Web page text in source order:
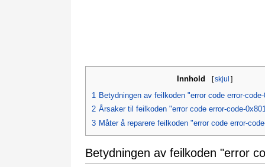
Innhold [skjul ]
1 Betydningen av feilkoden "error code error-
2 Årsaker til feilkoden "error code error-code-
3 Måter å reparere feilkoden "error code error-
Betydningen av feilkoden "error